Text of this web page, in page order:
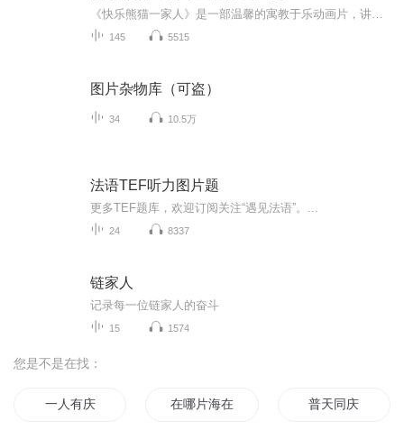
145 5515
图片杂物库（可盗）
34 10.5万
法语TEF听力图片题
更多TEF题库，欢迎订阅关注“遇见法语”。...
24 8337
链家人
记录每一位链家人的奋斗
15 1574
您是不是在找：
一人有庆 在哪片海在那片海 普天同庆